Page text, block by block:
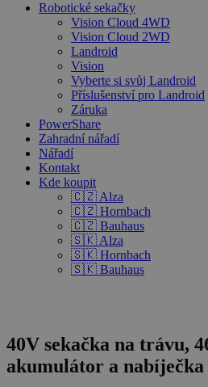
Robotické sekačky
Vision Cloud 4WD
Vision Cloud 2WD
Landroid
Vision
Vyberte si svůj Landroid
Příslušenství pro Landroid
Záruka
PowerShare
Zahradní nářadí
Nářadí
Kontakt
Kde koupit
🇨🇿 Alza
🇨🇿 Hornbach
🇨🇿 Bauhaus
🇸🇰 Alza
🇸🇰 Hornbach
🇸🇰 Bauhaus
40V sekačka na trávu,
akumulátor a nabíječka